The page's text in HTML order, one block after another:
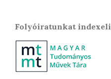
Folyóiratunkat indexeli